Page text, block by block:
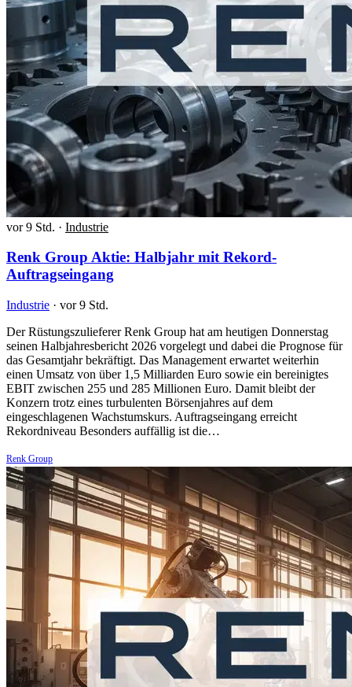
vor 9 Std. · Industrie
Renk Group Aktie: Halbjahr mit Rekord-
Auftragseingang
Industrie · vor 9 Std.
Der Rüstungszulieferer Renk Group hat am heutigen Donnerstag
seinen Halbjahresbericht 2026 vorgelegt und dabei die Prognose für
das Gesamtjahr bekräftigt. Das Management erwartet weiterhin
einen Umsatz von über 1,5 Milliarden Euro sowie ein bereinigtes
EBIT zwischen 255 und 285 Millionen Euro. Damit bleibt der
Konzern trotz eines turbulenten Börsenjahres auf dem
eingeschlagenen Wachstumskurs. Auftragseingang erreicht
Rekordniveau Besonders auffällig ist die…
Renk Group